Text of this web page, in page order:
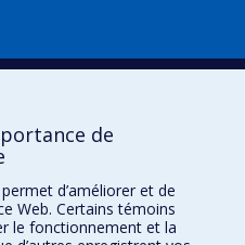
de
d’améliorer et de
Web. Certains témoins
le fonctionnement et la